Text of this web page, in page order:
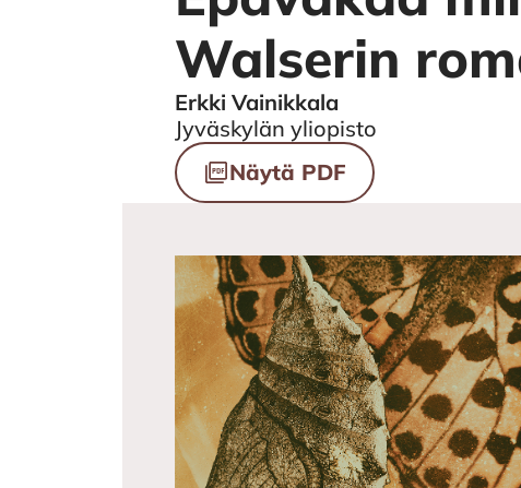
Walserin
Authors
Erkki Vainikkala
Jyväskylän yliopisto
Tiedostot
Näytä PDF